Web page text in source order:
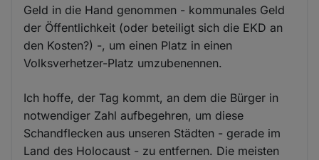
Geld in die Hand genommen - kommunales Geld
der Öffentlichkeit (oder beteiligt sich die EKD an
den Kosten?) -, um einen Platz in einen
Volksverhetzer-Platz umzubenennen.
Ich hoffe, der Tag kommt, an dem die Bürger in
notwendiger Zahl aufbegehren, um diese
Schandflecken aus unseren Städten - gerade im
Land des Holocaust - zu entfernen. Die meisten